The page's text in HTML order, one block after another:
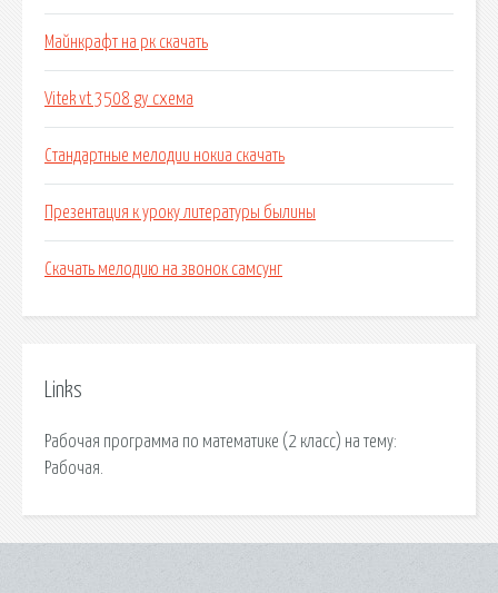
Майнкрафт на рк скачать
Vitek vt 3508 gy схема
Стандартные мелодии нокиа скачать
Презентация к уроку литературы былины
Скачать мелодию на звонок самсунг
Links
Рабочая программа по математике (2 класс) на тему:
Рабочая.